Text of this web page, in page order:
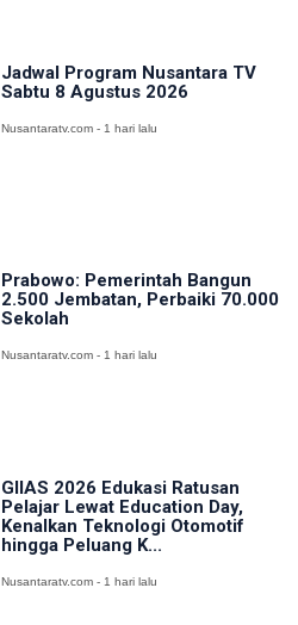
Jadwal Program Nusantara TV
Sabtu 8 Agustus 2026
Nusantaratv.com - 1 hari lalu
Prabowo: Pemerintah Bangun
2.500 Jembatan, Perbaiki 70.000
Sekolah
Nusantaratv.com - 1 hari lalu
GIIAS 2026 Edukasi Ratusan
Pelajar Lewat Education Day,
Kenalkan Teknologi Otomotif
hingga Peluang K...
Nusantaratv.com - 1 hari lalu